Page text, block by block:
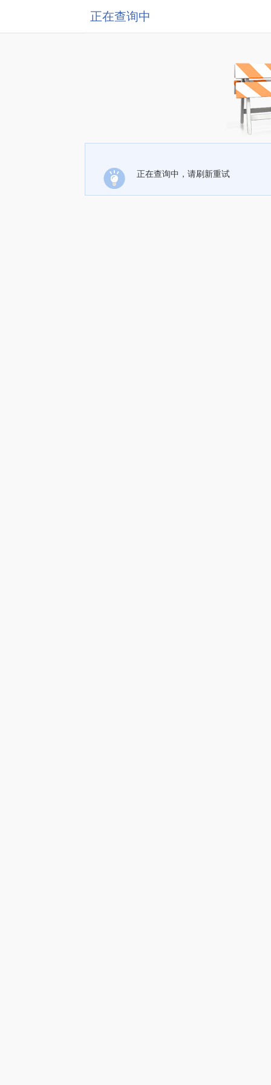
正在查询中
正在查询中，请刷新重试